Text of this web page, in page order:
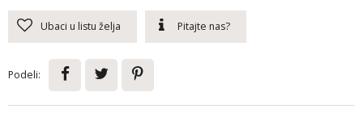
Ubaci u listu želja Pitajte nas?
Podeli: